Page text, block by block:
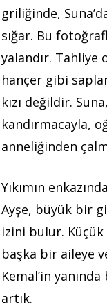
griliğinde,
sığar. Bu
yalandır.
hançer gibi
kızı değildir.
kandırmacayla,
anneliğinden
Yıkımın
Ayşe, büyük bir
izini bulur. Küçük
başka bir aileye
Kemal’in
artık.